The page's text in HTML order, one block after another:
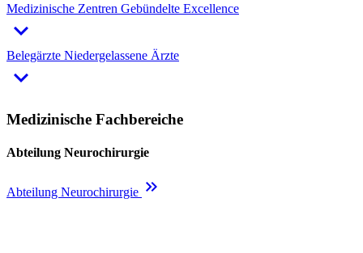
Medizinische Zentren Gebündelte Excellence
keyboard_arrow_right
Belegärzte Niedergelassene Ärzte
keyboard_arrow_right
Medizinische Fachbereiche
Abteilung Neurochirurgie
Abteilung Neurochirurgie keyboard_double_arrow_right